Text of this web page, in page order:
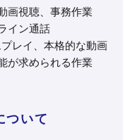
画視聴、事務作業
イン通話
レイ、本格的な動画
が求められる作業
ついて